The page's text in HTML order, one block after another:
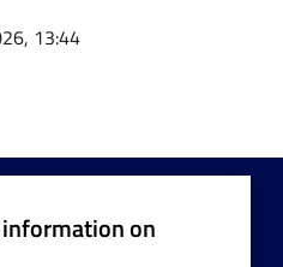
13:44
on